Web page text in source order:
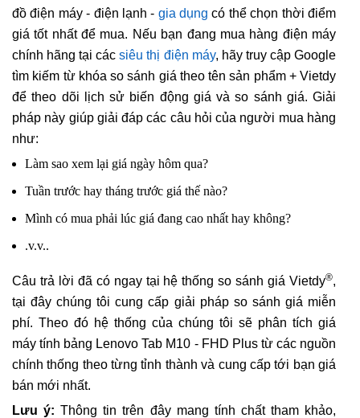
đồ điện máy - điện lạnh - gia dụng có thể chọn thời điểm
giá tốt nhất để mua. Nếu bạn đang mua hàng điện máy
chính hãng tại cácsiêu thị điện máy, hãy truy cập Google
tìm kiếm từ khóa so sánh giá theo tên sản phẩm + Vietdy
để theo dõi lịch sử biến động giá và so sánh giá. Giải
pháp này giúp giải đáp các câu hỏi của người mua hàng
như:
Làm sao xem lại giá ngày hôm qua?
Tuần trước hay tháng trước giá thế nào?
Mình có mua phải lúc giá đang cao nhất hay không?
.v.v..
Câu trả lời đã có ngay tại hệ thống so sánh giá Vietdy®,
tại đây chúng tôi cung cấp giải pháp so sánh giá miễn
phí. Theo đó hệ thống của chúng tôi sẽ phân tích giá
máy tính bảng Lenovo Tab M10 - FHD Plus từ các nguồn
chính thống theo từng tỉnh thành và cung cấp tới bạn giá
bán mới nhất.
Lưu ý: Thông tin trên đây mang tính chất tham khảo,